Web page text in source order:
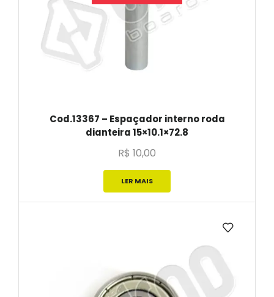
Cod.13367 – Espaçador interno roda
dianteira 15×10.1×72.8
R$ 10,00
LER MAIS